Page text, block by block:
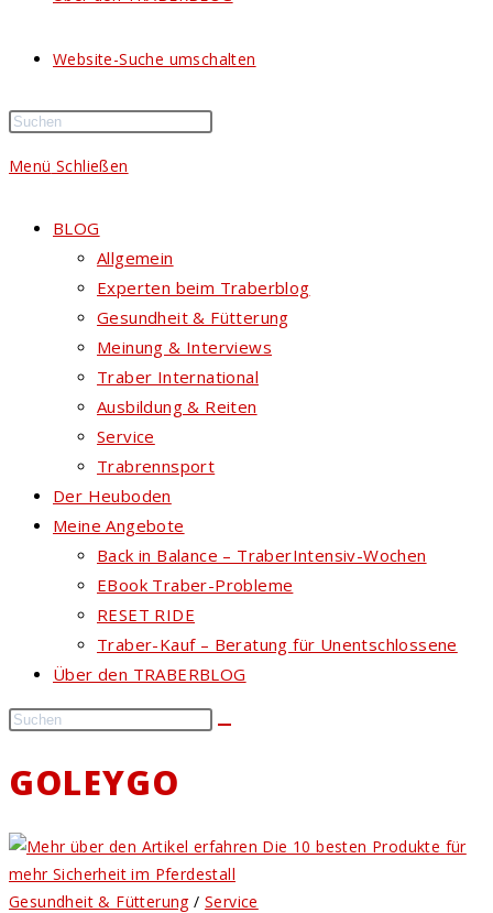
Website-Suche umschalten
Menü Schließen
BLOG
Allgemein
Experten beim Traberblog
Gesundheit & Fütterung
Meinung & Interviews
Traber International
Ausbildung & Reiten
Service
Trabrennsport
Der Heuboden
Meine Angebote
Back in Balance – TraberIntensiv-Wochen
EBook Traber-Probleme
RESET RIDE
Traber-Kauf – Beratung für Unentschlossene
Über den TRABERBLOG
GOLEYGO
Gesundheit & Fütterung/Service